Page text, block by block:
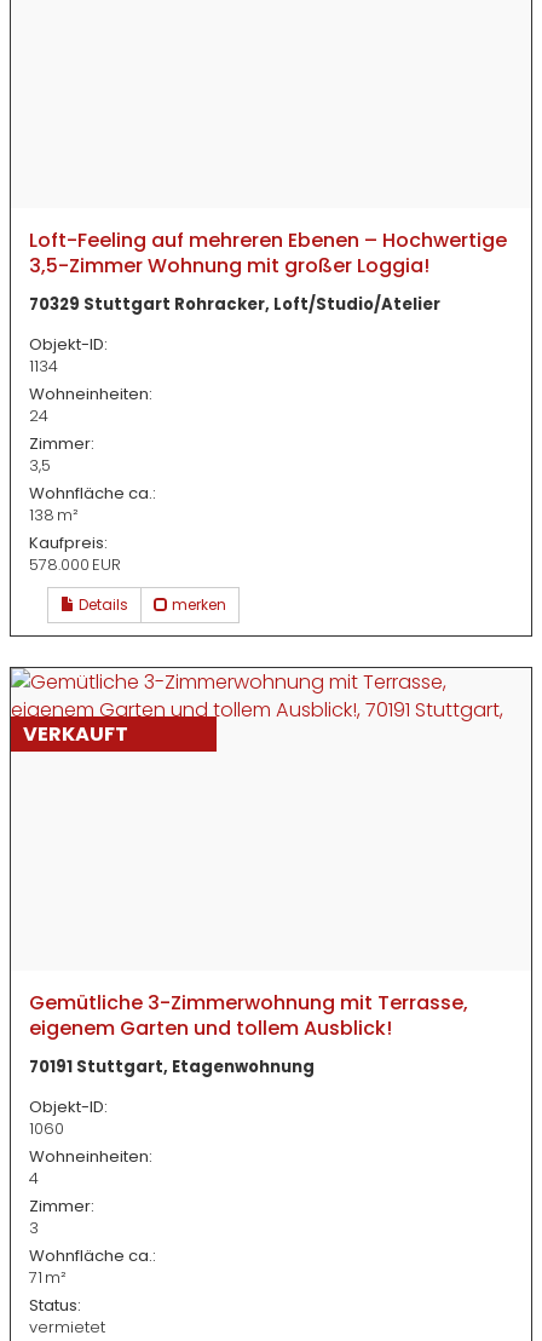
Loft-Feeling auf mehreren Ebenen – Hochwertige
3,5-Zimmer Wohnung mit großer Loggia!
70329 Stuttgart Rohracker, Loft/Studio/Atelier
Objekt-ID:
1134
Wohneinheiten:
24
Zimmer:
3,5
Wohnfläche ca.:
138 m²
Kaufpreis:
578.000 EUR
Details merken
VERKAUFT
Gemütliche 3-Zimmerwohnung mit Terrasse,
eigenem Garten und tollem Ausblick!
70191 Stuttgart, Etagenwohnung
Objekt-ID:
1060
Wohneinheiten:
4
Zimmer:
3
Wohnfläche ca.:
71 m²
Status:
vermietet